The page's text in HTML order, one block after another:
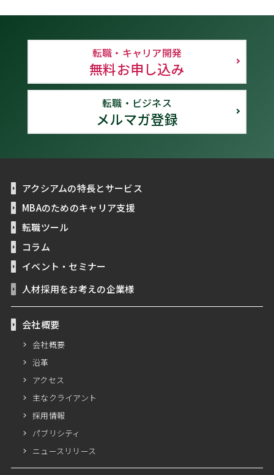
転職・キャリア開発
無料お申し込み
転職・ビジネス
メルマガ登録
アクシアムの特長とサービス
MBAのためのキャリア支援
転職ツール
コラム
イベント・セミナー
人材採用をお考えの企業様
会社概要
会社概要
沿革
アクセス
主なクライアント
採用情報
パブリシティ
ニュースリリース